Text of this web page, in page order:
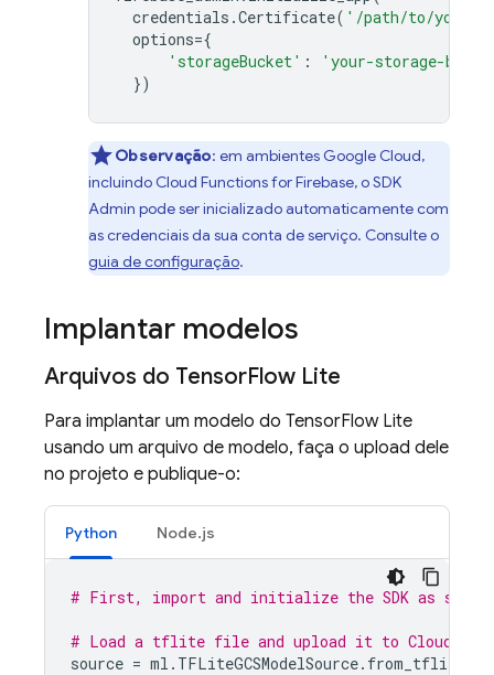
credentials .Certificate( '/path/to/your/
options={
'storageBucket' :
'your-storage-
})
Observação: em ambientes Google Cloud,
incluindo Cloud Functions for Firebase, o SDK
Admin pode ser inicializado automaticamente com
as credenciais da sua conta de serviço. Consulte o
guia de configuração.
Implantar modelos
Arquivos do TensorFlow Lite
Para implantar um modelo do TensorFlow Lite
usando um arquivo de modelo, faça o upload dele
no projeto e publique-o:
Python Node.js
# First, import and initialize the SDK as shown
# Load a tflite file and upload it to Cloud
source = ml . TFLiteGCSModelSource.